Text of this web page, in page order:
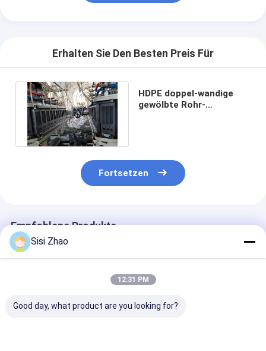
Erhalten Sie Den Besten Preis Für
HDPE doppel-wandige
gewölbte Rohr-
Fortsetzen
Empfohlene Produkte
Sisi Zhao
12:31 PM
Good day, what product are you looking for?